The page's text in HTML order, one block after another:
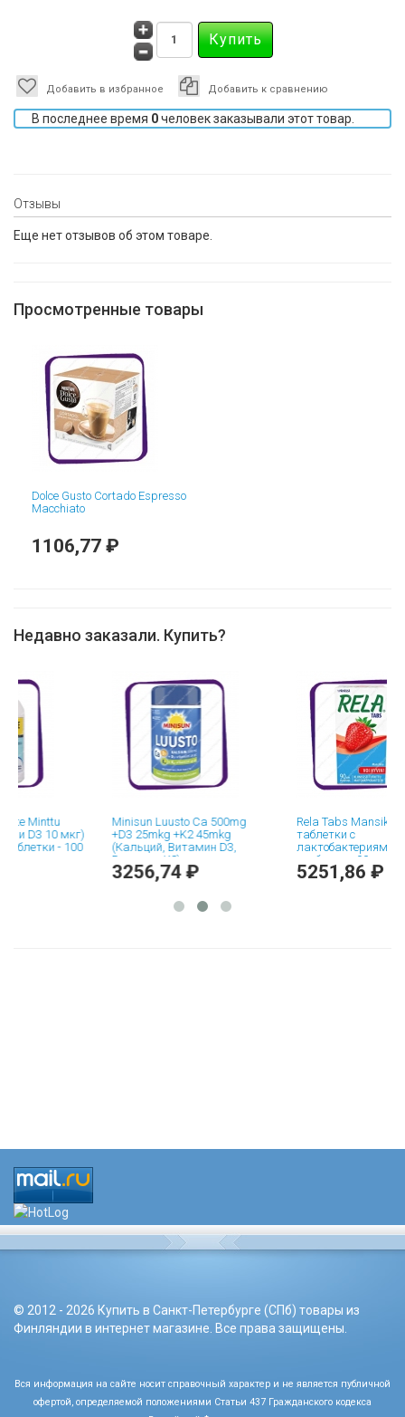
Добавить в избранное Добавить к сравнению
В последнее время 0человек заказывали этот товар.
Отзывы
Еще нет отзывов об этом товаре.
Просмотренные товары
Dolce Gusto Cortado Espresso
Macchiato
1106,77 ₽
Недавно заказали. Купить?
Minttu
10 мкг)
- 100
Minisun Luusto Ca 500mg
+D3 25mkg +K2 45mkg
(Кальций, Витамин D3,
Витамин K2) жевательные
таблетки - 80 шт
3256,74 ₽
Rela Tabs Mansikka –
таблетки с
лактобактериями,
клубника - 90 шт.
5251,86 ₽
© 2012 - 2026 Купить в Санкт-Петербурге (СПб) товары из
Финляндии в интернет магазине. Все права защищены.
Вся информация на сайте носит справочный характер и не является публичной
офертой, определяемой положениями Статьи 437 Гражданского кодекса